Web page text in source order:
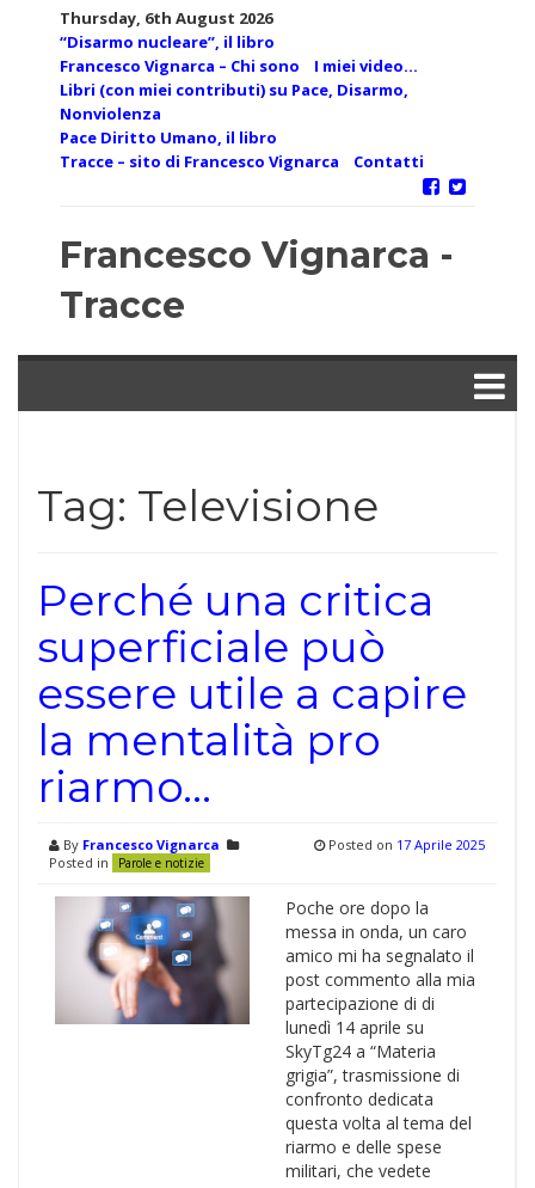
Thursday, 6th August 2026
“Disarmo nucleare”, il libro
Francesco Vignarca – Chi sono
I miei video…
Libri (con miei contributi) su Pace, Disarmo,
Nonviolenza
Pace Diritto Umano, il libro
Tracce – sito di Francesco Vignarca
Contatti
Francesco Vignarca -
Tracce
Tag: Televisione
Perché una critica
superficiale può
essere utile a capire
la mentalità pro
riarmo…
By Francesco Vignarca
Posted in
Parole e notizie
Posted on 17 Aprile 2025
Poche ore dopo la
messa in onda, un caro
amico mi ha segnalato il
post commento alla mia
partecipazione di di
lunedì 14 aprile su
SkyTg24 a “Materia
grigia”, trasmissione di
confronto dedicata
questa volta al tema del
riarmo e delle spese
militari, che vedete